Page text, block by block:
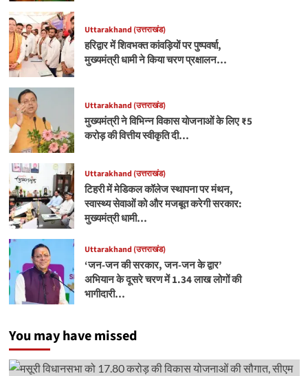
Uttarakhand (उत्तराखंड)
हरिद्वार में शिवभक्त कांवड़ियों पर पुष्पवर्षा,
मुख्यमंत्री धामी ने किया चरण प्रक्षालन…
Uttarakhand (उत्तराखंड)
मुख्यमंत्री ने विभिन्न विकास योजनाओं के लिए ₹5
करोड़ की वित्तीय स्वीकृति दी…
Uttarakhand (उत्तराखंड)
टिहरी में मेडिकल कॉलेज स्थापना पर मंथन,
स्वास्थ्य सेवाओं को और मजबूत करेगी सरकार:
मुख्यमंत्री धामी…
Uttarakhand (उत्तराखंड)
‘जन-जन की सरकार, जन-जन के द्वार’
अभियान के दूसरे चरण में 1.34 लाख लोगों की
भागीदारी…
You may have missed